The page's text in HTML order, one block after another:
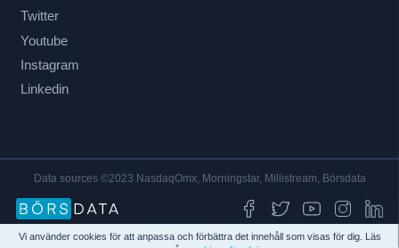
Vi använder cookies för att anpassa och förbättra det innehåll som visas för dig. Läs
Twitter
Youtube
Instagram
Linkedin
Data sources ©2023 NasdaqOmx, Morningstar, Millistream, Börsdata